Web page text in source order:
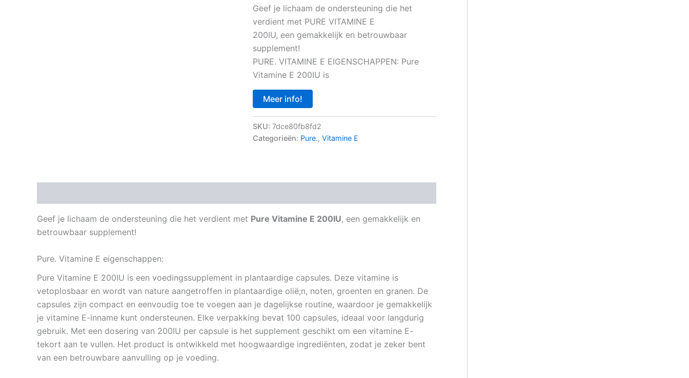
prijs
was:
€ 10,90.
prijs
is:
Geef je lichaam de ondersteuning die het
verdient met PURE VITAMINE E
200IU, een gemakkelijk en betrouwbaar
supplement!
PURE. VITAMINE E EIGENSCHAPPEN: Pure
Vitamine E 200IU is
Meer info!
SKU: 7dce80fb8fd2
Categorieën: Pure., Vitamine E
Geef je lichaam de ondersteuning die het verdient met Pure Vitamine E 200IU, een gemakkelijk en
betrouwbaar supplement!
Pure. Vitamine E eigenschappen:
Pure Vitamine E 200IU is een voedingssupplement in plantaardige capsules. Deze vitamine is
vetoplosbaar en wordt van nature aangetroffen in plantaardige olië;n, noten, groenten en granen. De
capsules zijn compact en eenvoudig toe te voegen aan je dagelijkse routine, waardoor je gemakkelijk
je vitamine E-inname kunt ondersteunen. Elke verpakking bevat 100 capsules, ideaal voor langdurig
gebruik. Met een dosering van 200IU per capsule is het supplement geschikt om een vitamine E-
tekort aan te vullen. Het product is ontwikkeld met hoogwaardige ingrediënten, zodat je zeker bent
van een betrouwbare aanvulling op je voeding.